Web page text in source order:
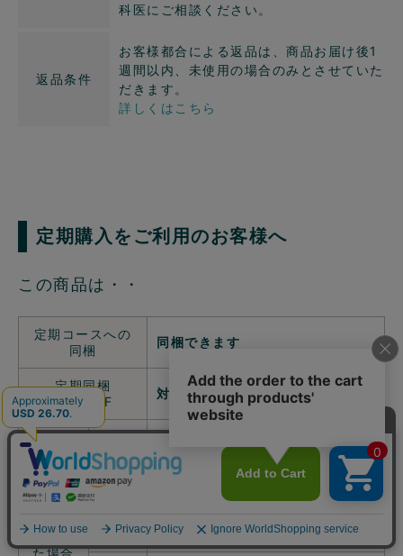
科医にご相談ください。
返品条件
お客様都合による返品は、商品お届け後1
週間以内、未使用の場合のみとさせていた
だきます。
詳しくはこちら
定期購入をご利用のお客様へ
この商品は・・
定期コースへの
同梱
同梱できます
定期同梱
10％OFF
対象
同梱し
送料
送料無料となります
（北海道・沖縄を除く）
北海道・沖縄へのお届けの場合は、定期
購入の送料990円のみ。その他の送料は
件分に節約することが可能です。